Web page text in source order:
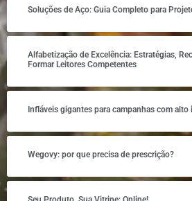
Soluções de Aço: Guia Completo para
Alfabetização de Excelência: Estratégias,
Formar Leitores Competentes
Infláveis gigantes para campanhas com alto
Wegovy: por que precisa de prescrição?